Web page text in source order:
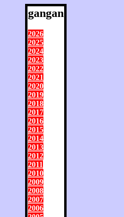
gangan
2026
2025
2024
2023
2022
2021
2020
2019
2018
2017
2016
2015
2014
2013
2012
2011
2010
2009
2008
2007
2006